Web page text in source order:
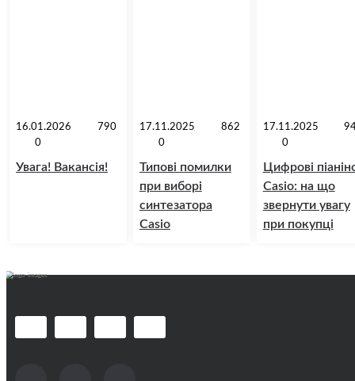
Увага! Вакансія!
16.01.2026
790
0
Типові помилки
при виборі
синтезатора
Casio
17.11.2025
862
0
Цифрові
Casio: на що
звернути увагу
при покупці
17.11.2025
0